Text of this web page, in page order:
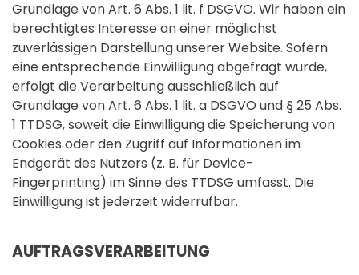
Grundlage von Art. 6 Abs. 1 lit. f DSGVO. Wir haben ein
berechtigtes Interesse an einer möglichst
zuverlässigen Darstellung unserer Website. Sofern
eine entsprechende Einwilligung abgefragt wurde,
erfolgt die Verarbeitung ausschließlich auf
Grundlage von Art. 6 Abs. 1 lit. a DSGVO und § 25 Abs.
1 TTDSG, soweit die Einwilligung die Speicherung von
Cookies oder den Zugriff auf Informationen im
Endgerät des Nutzers (z. B. für Device-
Fingerprinting) im Sinne des TTDSG umfasst. Die
Einwilligung ist jederzeit widerrufbar.
AUFTRAGSVERARBEITUNG